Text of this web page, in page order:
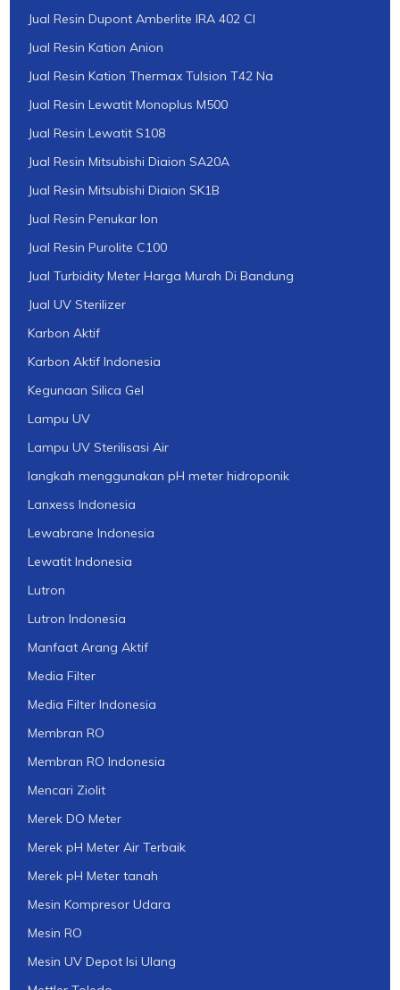
Jual Resin Dupont Amberlite IRA 402 Cl
Jual Resin Kation Anion
Jual Resin Kation Thermax Tulsion T42 Na
Jual Resin Lewatit Monoplus M500
Jual Resin Lewatit S108
Jual Resin Mitsubishi Diaion SA20A
Jual Resin Mitsubishi Diaion SK1B
Jual Resin Penukar Ion
Jual Resin Purolite C100
Jual Turbidity Meter Harga Murah Di Bandung
Jual UV Sterilizer
Karbon Aktif
Karbon Aktif Indonesia
Kegunaan Silica Gel
Lampu UV
Lampu UV Sterilisasi Air
langkah menggunakan pH meter hidroponik
Lanxess Indonesia
Lewabrane Indonesia
Lewatit Indonesia
Lutron
Lutron Indonesia
Manfaat Arang Aktif
Media Filter
Media Filter Indonesia
Membran RO
Membran RO Indonesia
Mencari Ziolit
Merek DO Meter
Merek pH Meter Air Terbaik
Merek pH Meter tanah
Mesin Kompresor Udara
Mesin RO
Mesin UV Depot Isi Ulang